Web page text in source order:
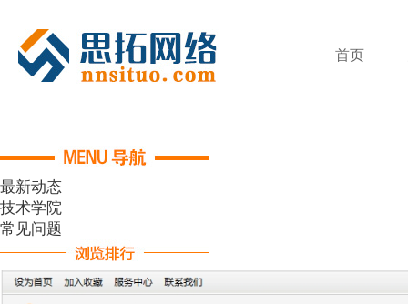
首页
最新动态
技术学院
常见问题